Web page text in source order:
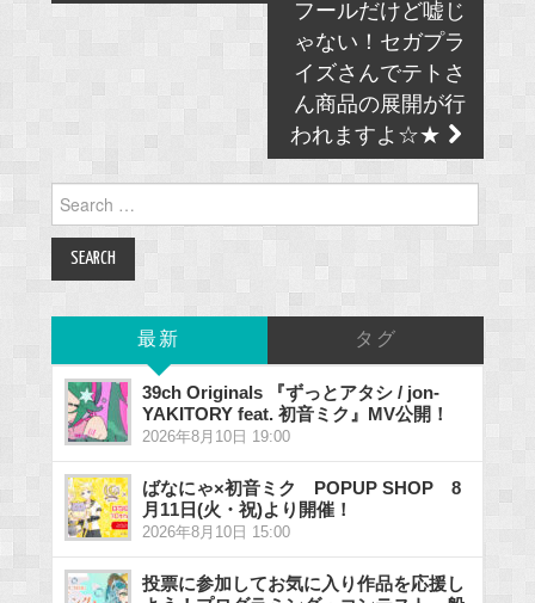
フールだけど嘘じ
ゃない！セガプラ
イズさんでテトさ
ん商品の展開が行
われますよ☆★
for:
最新 タグ
39ch Originals 『ずっとアタシ / jon-
YAKITORY feat. 初音ミク』MV公開！
2026年8月10日 19:00
ばなにゃ×初音ミク POPUP SHOP 8
月11日(火・祝)より開催！
2026年8月10日 15:00
投票に参加してお気に入り作品を応援し